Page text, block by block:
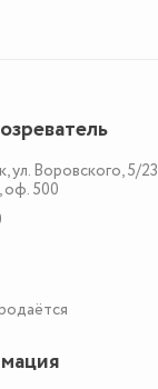
,ул. Воровского, 5/23
500